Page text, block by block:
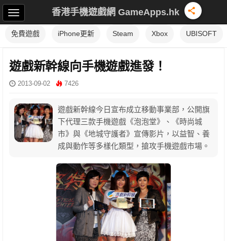
香港手機遊戲網 GameApps.hk
免費遊戲 iPhone更新 Steam Xbox UBISOFT
遊戲新幹線向手機遊戲進發！
2013-09-02 7426
遊戲新幹線今日宣布成立移動事業部，公開旗
下代理三款手機遊戲《泡泡堂》、《時尚城
市》與《地城守護者》宣傳影片，以益智、養
成與動作等多樣化類型，搶攻手機遊戲市場。